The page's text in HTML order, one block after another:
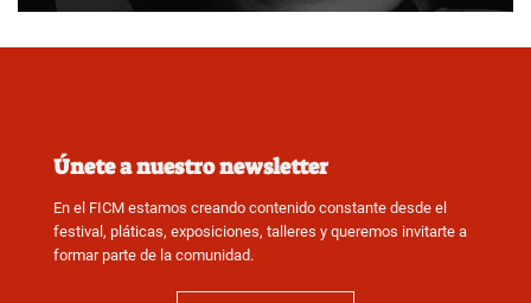
Únete a nuestro newsletter
En el FICM estamos creando contenido constante desde el
festival, pláticas, exposiciones, talleres y queremos invitarte a
formar parte de la comunidad.